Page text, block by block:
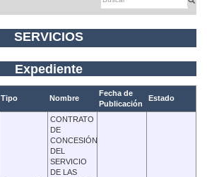
SERVICIOS
Expediente
Tipo Nombre
Fecha de
Publicación
Estado
CONTRATO
DE
CONCESIÓN
DEL
SERVICIO
DE LAS